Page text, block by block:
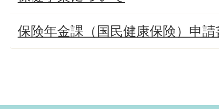
保険年金課（国民健康保険）申